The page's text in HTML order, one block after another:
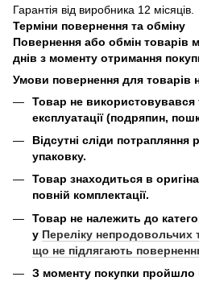
Гарантія від виробника 12 місяців.
Терміни повернення та обміну
Повернення або обмін товарів
днів з моменту отримання
Умови повернення для товарів
Товар не використовувався
експлуатації (подряпин,
Відсутні сліди потрапляння
упаковку.
Товар знаходиться в
повній комплектації.
Товар не належить до
у Переліку непродовольчих
що не підлягають
З моменту покупки пройшло